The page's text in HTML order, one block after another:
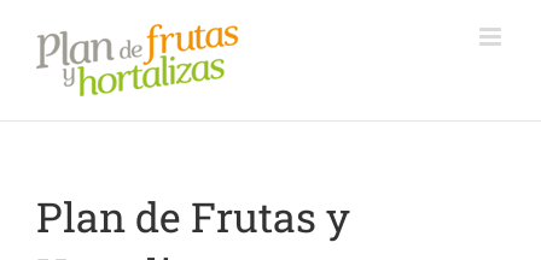
contenido
Plan de Frutas y